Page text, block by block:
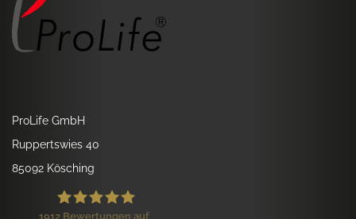
ProLife GmbH
Ruppertswies 40
85092 Kösching
1912 Bewertungen auf